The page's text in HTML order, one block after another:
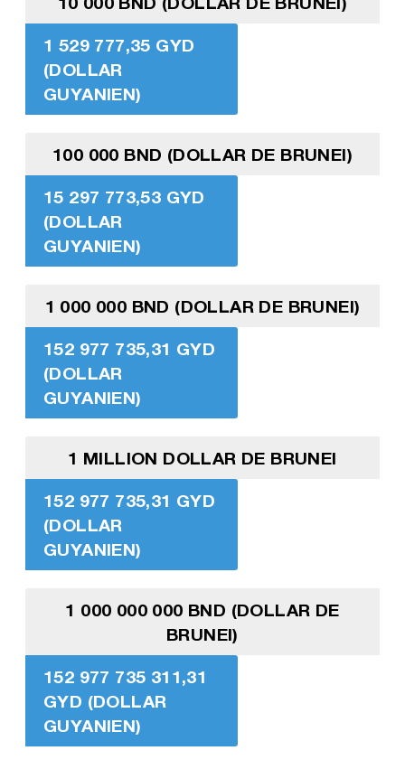
1 529 777,35 GYD
(DOLLAR
GUYANIEN)
100 000 BND (DOLLAR DE BRUNEI)
15 297 773,53 GYD
(DOLLAR
GUYANIEN)
1 000 000 BND (DOLLAR DE BRUNEI)
152 977 735,31 GYD
(DOLLAR
GUYANIEN)
1 MILLION DOLLAR DE BRUNEI
152 977 735,31 GYD
(DOLLAR
GUYANIEN)
1 000 000 000 BND (DOLLAR DE
BRUNEI)
152 977 735 311,31
GYD (DOLLAR
GUYANIEN)